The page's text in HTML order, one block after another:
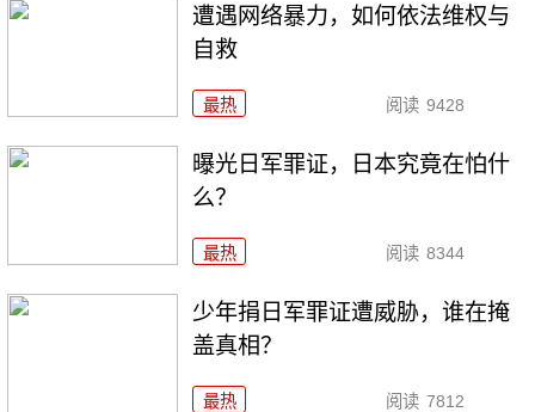
遭遇网络暴力，如何依法维权与
自救
最热 阅读 9428
曝光日军罪证，日本究竟在怕什
么？
最热 阅读 8344
少年捐日军罪证遭威胁，谁在掩
盖真相？
最热 阅读 7812